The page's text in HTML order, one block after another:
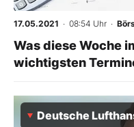
17.05.2021 · 08:54 Uhr ·
Was diese Woche
wichtigsten
Deutsche